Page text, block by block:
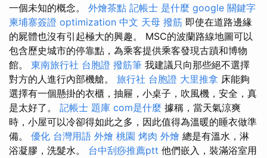
一個未知的概念。 外燴茶點 記帳士 是什麼 google 關鍵字
柬埔寨簽證 optimization 中文 天母 撥筋 即使在道路邊緣
的屍體也沒有引起極大的興趣。 MSC的波蘭路線地圖可以
包含歷史城市的停靠點，為乘客提供乘客發現古蹟和博物
館。 東南旅行社 台胞證 撥筋筆 我建議只向那些絕不選擇
對方的人進行內部機艙。 旅行社 台胞證 大里推拿 床能夠
選擇有一個懸掛的衣櫃，抽屜，小桌子，吹風機，安全，真
是太好了。 記帳士 題庫 com是什麼 據稱，當天氣涼爽
時，小屋可以冷卻得如此之多，因此值得為溫暖的睡衣做準
備。 優化 台灣用語 外燴 桃園 烤肉 外燴 總是有溫水，淋
浴凝膠，洗髮水。 台中刮痧推薦ptt 他們嵌入，裝滿浴室用